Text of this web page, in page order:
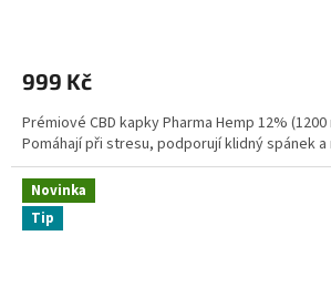
999 Kč
Prémiové CBD kapky Pharma Hemp 12%
Pomáhají při stresu, podporují klidný spánek
Novinka
Tip